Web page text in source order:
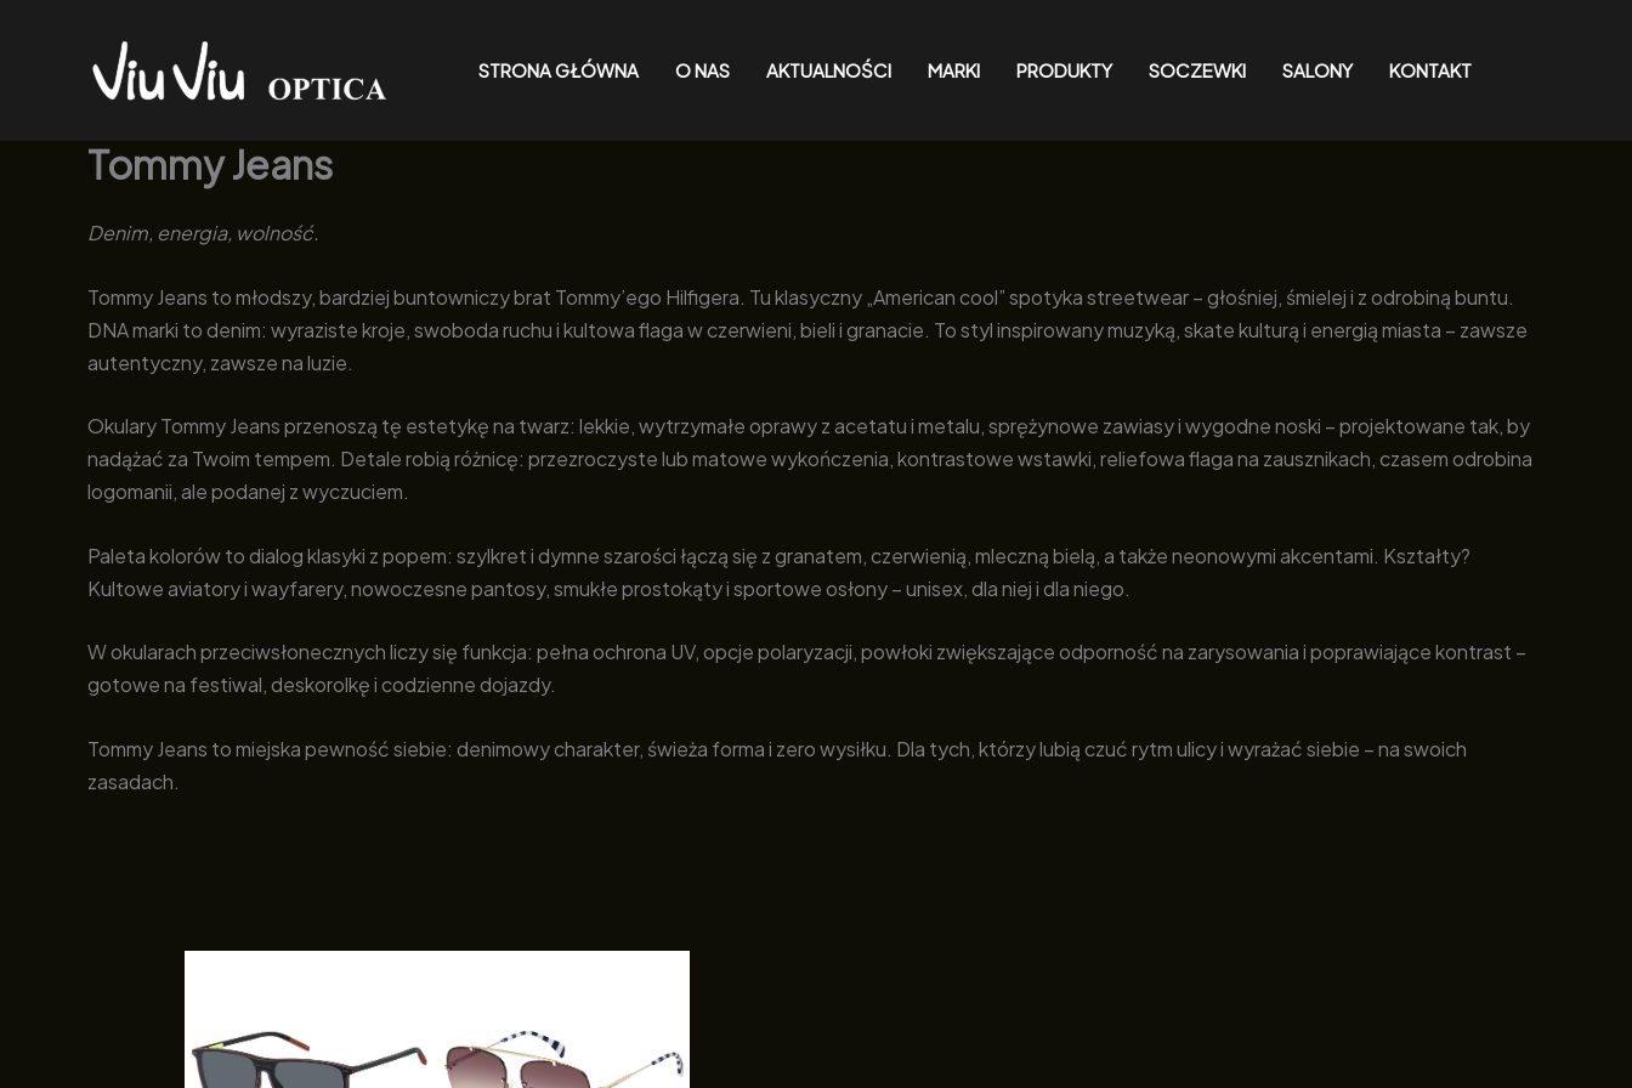
STRONA GŁÓWNA O NAS AKTUALNOŚCI MARKI PRODUKTY SOCZEWKI SALONY KONTAKT
Tommy Jeans
Denim, energia, wolność.
Tommy Jeans to młodszy, bardziej buntowniczy brat Tommy’ego Hilfigera. Tu klasyczny „American cool” spotyka streetwear – głośniej, śmielej i z odrobiną buntu.
DNA marki to denim: wyraziste kroje, swoboda ruchu i kultowa flaga w czerwieni, bieli i granacie. To styl inspirowany muzyką, skate kulturą i energią miasta – zawsze
autentyczny, zawsze na luzie.
Okulary Tommy Jeans przenoszą tę estetykę na twarz: lekkie, wytrzymałe oprawy z acetatu i metalu, sprężynowe zawiasy i wygodne noski – projektowane tak, by
nadążać za Twoim tempem. Detale robią różnicę: przezroczyste lub matowe wykończenia, kontrastowe wstawki, reliefowa flaga na zausznikach, czasem odrobina
logomanii, ale podanej z wyczuciem.
Paleta kolorów to dialog klasyki z popem: szylkret i dymne szarości łączą się z granatem, czerwienią, mleczną bielą, a także neonowymi akcentami. Kształty?
Kultowe aviatory i wayfarery, nowoczesne pantosy, smukłe prostokąty i sportowe osłony – unisex, dla niej i dla niego.
W okularach przeciwsłonecznych liczy się funkcja: pełna ochrona UV, opcje polaryzacji, powłoki zwiększające odporność na zarysowania i poprawiające kontrast –
gotowe na festiwal, deskorolkę i codzienne dojazdy.
Tommy Jeans to miejska pewność siebie: denimowy charakter, świeża forma i zero wysiłku. Dla tych, którzy lubią czuć rytm ulicy i wyrażać siebie – na swoich
zasadach.